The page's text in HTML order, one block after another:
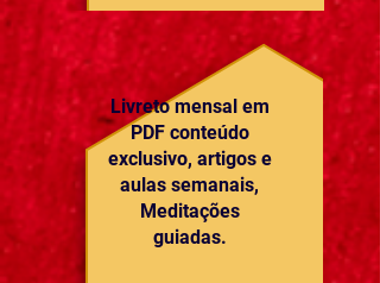
Livreto mensal em
PDF conteúdo
exclusivo, artigos e
aulas semanais,
Meditações
guiadas.